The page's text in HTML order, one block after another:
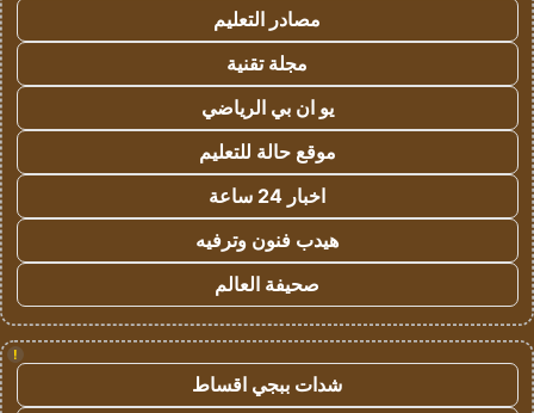
مصادر التعليم
مجلة تقنية
يو ان بي الرياضي
موقع حالة للتعليم
اخبار 24 ساعة
هيدب فنون وترفيه
صحيفة العالم
!
شدات ببجي اقساط